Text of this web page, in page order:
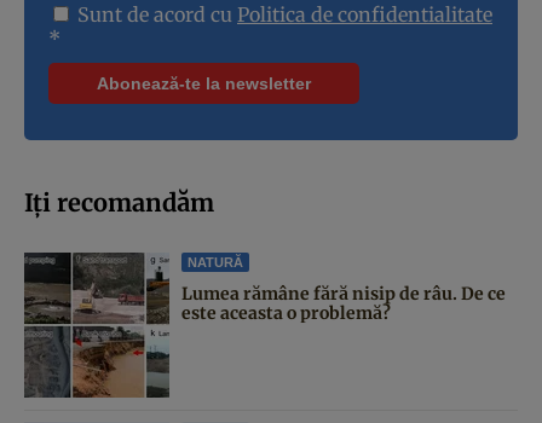
Sunt de acord cu Politica de confidentialitate
*
Iți recomandăm
NATURĂ
Lumea rămâne fără nisip de râu. De ce
este aceasta o problemă?